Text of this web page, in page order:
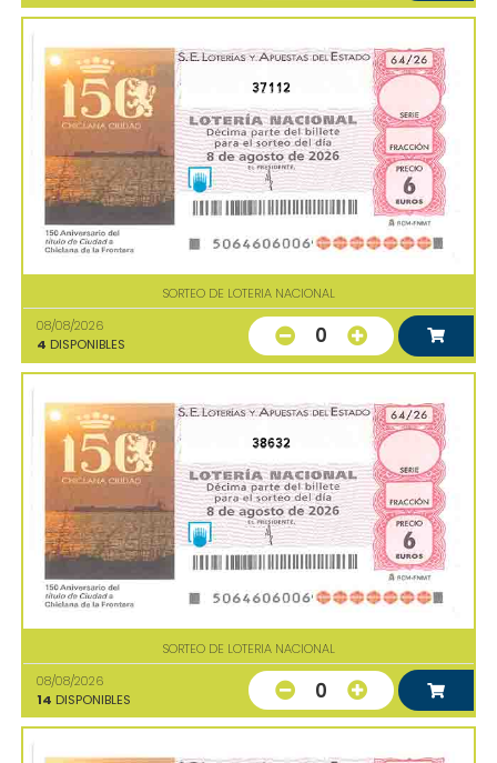
37112
SORTEO DE LOTERIA NACIONAL
08/08/2026
4 DISPONIBLES 0
38632
SORTEO DE LOTERIA NACIONAL
08/08/2026
14 DISPONIBLES 0